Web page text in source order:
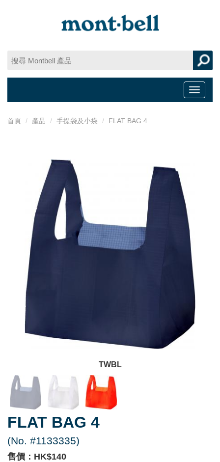
Toggle
首頁 產品 手提袋及小袋 FLAT BAG 4
TWBL
FLAT BAG 4
(No. #1133335)
售價：HK$140